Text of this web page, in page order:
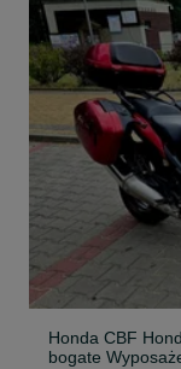
Honda CBF
bogate